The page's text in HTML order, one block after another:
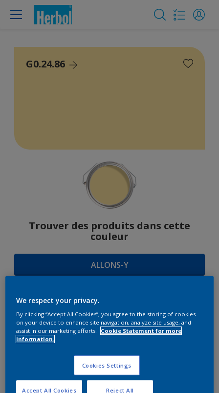
G0.24.86
Trouver des produits dans cette
couleur
ALLONS-Y
SUGGESTIONS
D'HARMONIES
Le Blanc Parfait
We respect your privacy.
By clicking “Accept All Cookies”, you agree to the storing of cookies
on your device to enhance site navigation, analyze site usage, and
assist in our marketing efforts.
Cookie Statement for more
information.
Cookies Settings
Reject All
Accept All Cookies